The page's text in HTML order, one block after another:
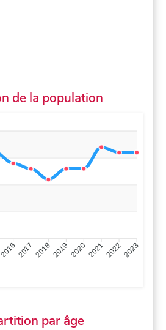
de la population
20162017 20182019 2020202120222023
par âge